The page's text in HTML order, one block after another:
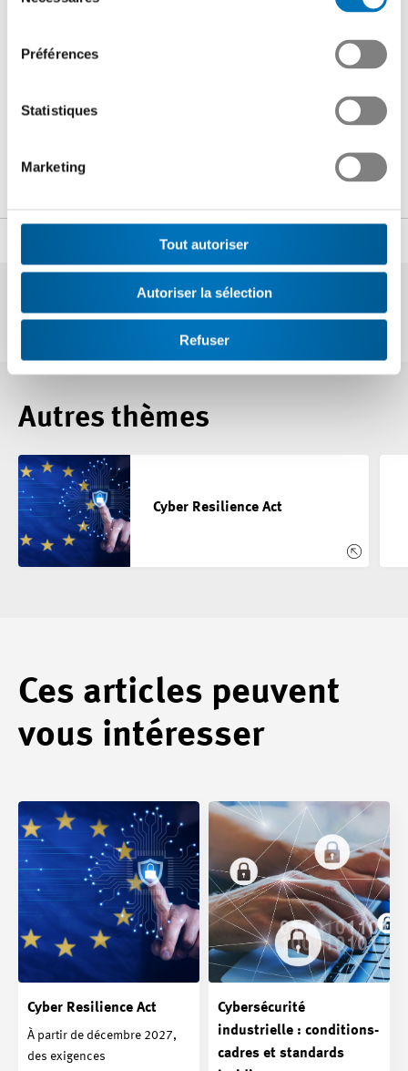
Préférences
Statistiques
Marketing
Tout autoriser
Autoriser la sélection
Refuser
Jonas Lang
Autres thèmes
Cyber Resilience Act
Ces articles peuvent
vous intéresser
Cyber Resilience Act
À partir de décembre 2027,
des exigences
Cybersécurité
industrielle : conditions-
cadres et standards